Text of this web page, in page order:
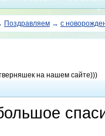
Поздравляем → с
на нашем сайте)))